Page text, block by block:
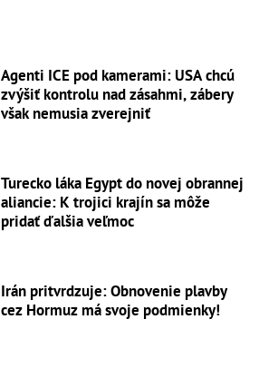
Agenti ICE pod kamerami: USA chcú
zvýšiť kontrolu nad zásahmi, zábery
však nemusia zverejniť
Turecko láka Egypt do novej obrannej
aliancie: K trojici krajín sa môže
pridať ďalšia veľmoc
Irán pritvrdzuje: Obnovenie plavby
cez Hormuz má svoje podmienky!